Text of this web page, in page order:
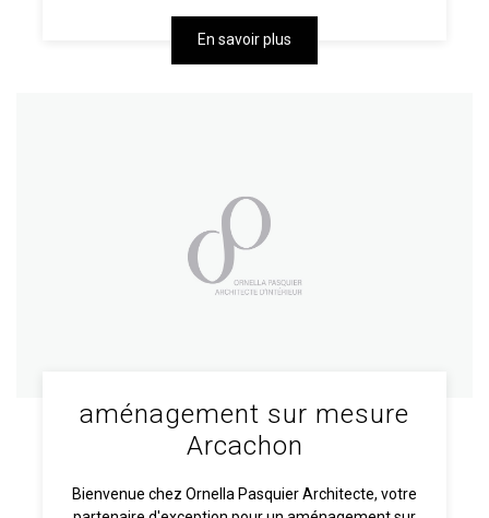
En savoir plus
aménagement sur mesure
Arcachon
Bienvenue chez Ornella Pasquier Architecte, votre